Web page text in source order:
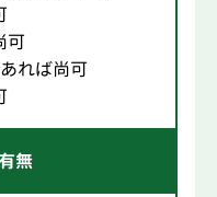
可
れば尚可
無